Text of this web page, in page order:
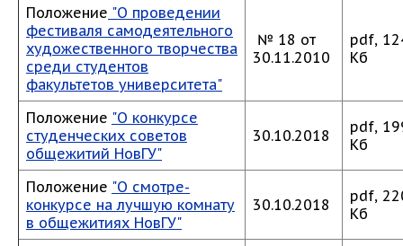
Положение "О проведении
фестиваля самодеятельного
художественного творчества
среди студентов
факультетов университета"
№ 18 от
30.11.2010
pdf,
Кб
Положение "О конкурсе
студенческих советов
общежитий НовГУ"
30.10.2018
pdf,
Кб
Положение "О смотре-
конкурсе на лучшую комнату
в общежитиях НовГУ"
30.10.2018
pdf,
Кб